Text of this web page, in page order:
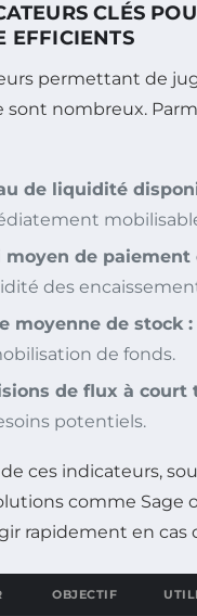
CLÉS
EFFICIENTS
permettant de
sont nombreux.
de liquidité
moyen de paiement
des
moyenne de stock :
de fonds.
de flux à court
potentiels.
ces indicateurs,
comme Sage
rapidement en cas
OBJECTIF